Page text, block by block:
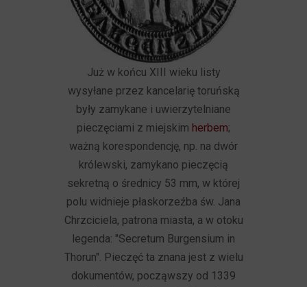
Już w końcu XIII wieku listy
wysyłane przez kancelarię toruńską
były zamykane i uwierzytelniane
pieczęciami z miejskim herbem;
ważną korespondencję, np. na dwór
królewski, zamykano pieczęcią
sekretną o średnicy 53 mm, w której
polu widnieje płaskorzeźba św. Jana
Chrzciciela, patrona miasta, a w otoku
legenda: "Secretum Burgensium in
Thorun". Pieczęć ta znana jest z wielu
dokumentów, począwszy od 1339